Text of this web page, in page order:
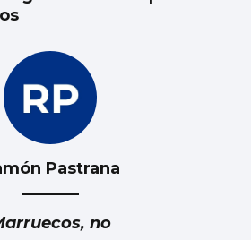
Pastrana
no